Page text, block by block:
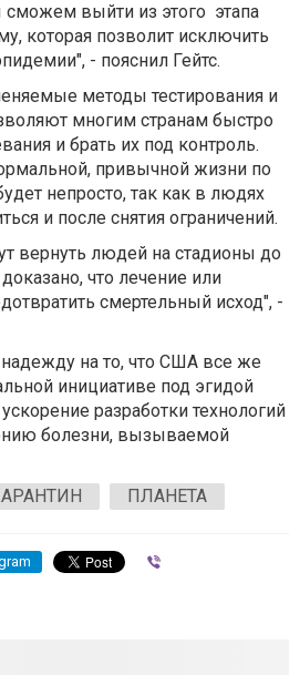
выйти из этого этапа
которая позволит исключить
- пояснил Гейтс.
методы тестирования и
многим странам быстро
и брать их под контроль.
привычной жизни по
непросто, так как в людях
и после снятия ограничений.
вернуть людей на стадионы до
что лечение или
смертельный исход", -
на то, что США все же
инициативе под эгидой
разработки технологий
болезни, вызываемой
ПЛАНЕТА